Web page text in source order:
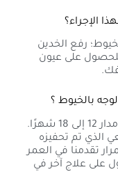
الإجراء؟
رفع الخدين
على عيون
بالخيوط ؟
يذوب الخيط بشكل طبيعي على مدار 12 إلى 18 شهرًا.
الذي تم تحفيزه
تقدمنا ​​في العمر
على علاج آخر في